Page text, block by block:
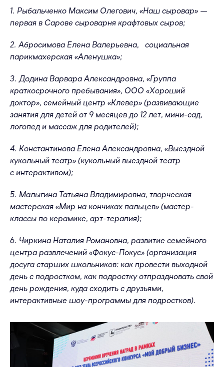
1. Рыбальченко Максим Олегович, «Наш сыровар» —
первая в Сарове сыроварня крафтовых сыров;
2. Абросимова Елена Валерьевна, социальная
парикмахерская «Аленушка»;
3. Додина Варвара Александровна, «Группа
краткосрочного пребывания», ООО «Хороший
доктор», семейный центр «Клевер» (развивающие
занятия для детей от 9 месяцев до 12 лет, мини-сад,
логопед и массаж для родителей);
4. Константинова Елена Александровна, «Выездной
кукольный театр» (кукольный выездной театр
с интерактивом);
5. Малыгина Татьяна Владимировна, творческая
мастерская «Мир на кончиках пальцев» (мастер-
классы по керамике, арт-терапия);
6. Чиркина Наталия Романовна, развитие семейного
центра развлечений «Фокус-Покус» (организация
досуга старших школьников: как провести выходной
день с подростком, как подростку отпраздновать свой
день рождения, куда сходить с друзьями,
интерактивные шоу-программы для подростков).